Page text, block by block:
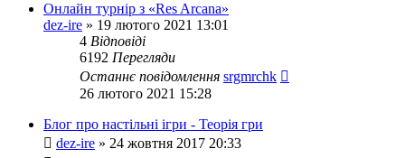
Онлайн турнір з «Res Arcana»
dez-ire » 19 лютого 2021 13:01
4 Відповіді
6192 Перегляди
Останнє повідомлення srgmrchk
26 лютого 2021 15:28
Блог про настільні ігри - Теорія гри
dez-ire » 24 жовтня 2017 20:33